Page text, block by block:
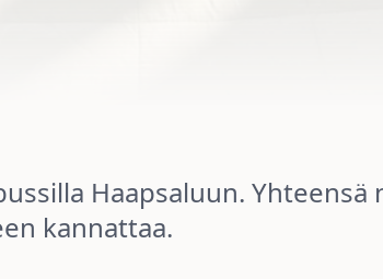
Haapsaluun.
kannattaa.